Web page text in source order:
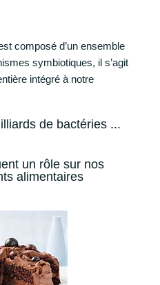
composé d’un ensemble
symbiotiques, il s’agit
intégré à notre
de bactéries ...
un rôle sur nos
alimentaires